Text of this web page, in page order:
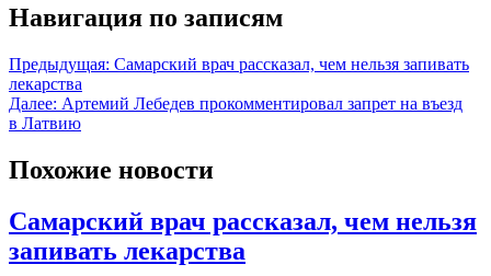
Навигация по записям
Предыдущая: Самарский врач рассказал, чем нельзя запивать
лекарства
Далее: Артемий Лебедев прокомментировал запрет на въезд
в Латвию
Похожие новости
Самарский врач рассказал, чем нельзя
запивать лекарства